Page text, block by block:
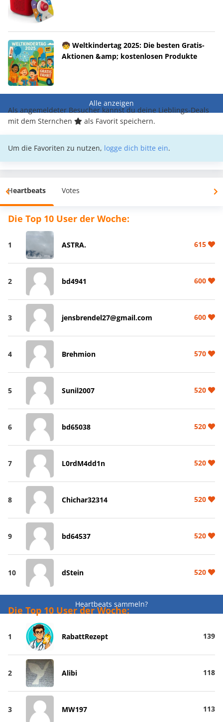
🧒 Weltkindertag 2025: Die besten Gratis-
Aktionen &amp; kostenlosen Produkte
Alle anzeigen
Als angemeldeter Besucher kannst du deine Lieblings-Deals
mit dem Sternchen
als Favorit speichern.
Um die Favoriten zu nutzen, logge dich bitte ein.
Heartbeats Votes
Die Top 10 User der Woche:
1 ASTRA. 615
2 bd4941 600
3 jensbrendel27@gmail.com 600
4 Brehmion 570
5 Sunil2007 520
6 bd65038 520
7 L0rdM4dd1n 520
8 Chichar32314 520
9 bd64537 520
10 dStein 520
Heartbeats sammeln?
Die Top 10 User der Woche:
1 RabattRezept 139
2 Alibi 118
3 MW197 113